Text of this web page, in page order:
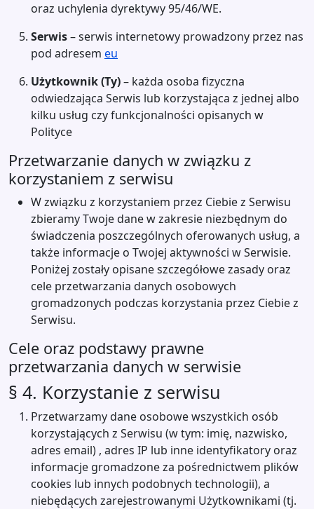
oraz uchylenia dyrektywy 95/46/WE.
Serwis– serwis internetowy prowadzony przez nas
pod adresem eu
Użytkownik (Ty)– każda osoba fizyczna
odwiedzająca Serwis lub korzystająca z jednej albo
kilku usług czy funkcjonalności opisanych w
Polityce
Przetwarzanie danych w związku z
korzystaniem z serwisu
W związku z korzystaniem przez Ciebie z Serwisu
zbieramy Twoje dane w zakresie niezbędnym do
świadczenia poszczególnych oferowanych usług, a
także informacje o Twojej aktywności w Serwisie.
Poniżej zostały opisane szczegółowe zasady oraz
cele przetwarzania danych osobowych
gromadzonych podczas korzystania przez Ciebie z
Serwisu.
Cele oraz podstawy prawne
przetwarzania danych w serwisie
§ 4. Korzystanie z serwisu
Przetwarzamy dane osobowe wszystkich osób
korzystających z Serwisu (w tym: imię, nazwisko,
adres email) , adres IP lub inne identyfikatory oraz
informacje gromadzone za pośrednictwem plików
cookies lub innych podobnych technologii), a
niebędących zarejestrowanymi Użytkownikami (tj.